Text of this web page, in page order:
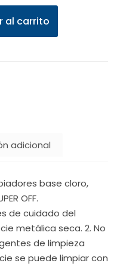
al carrito
adicional
base cloro,
OFF.
de cuidado del
metálica seca. 2. No
de limpieza
se puede limpiar con